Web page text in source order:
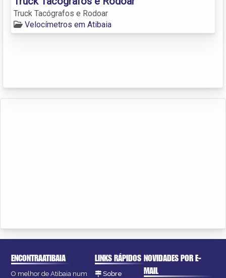
Truck Tacógrafos e Rodoar
Velocímetros em Atibaia
ENCONTRAATIBAIA
O melhor de Atibaia num
LINKS RÁPIDOS
Sobre
NOVIDADES POR E-
MAIL